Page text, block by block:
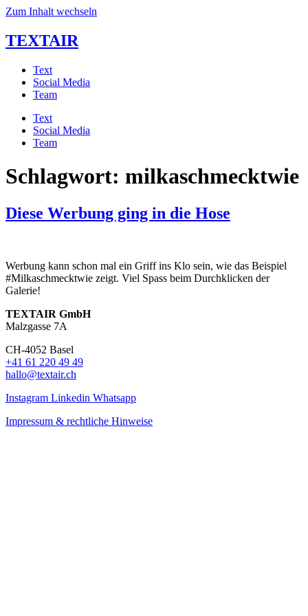
Zum Inhalt wechseln
TEXTAIR
Text
Social Media
Team
Text
Social Media
Team
Schlagwort: milkaschmecktwie
Diese Werbung ging in die Hose
Werbung kann schon mal ein Griff ins Klo sein, wie das Beispiel
#Milkaschmecktwie zeigt. Viel Spass beim Durchklicken der
Galerie!
TEXTAIR GmbH
Malzgasse 7A
CH-4052 Basel
+41 61 220 49 49
hallo@textair.ch
Instagram Linkedin Whatsapp
Impressum & rechtliche Hinweise